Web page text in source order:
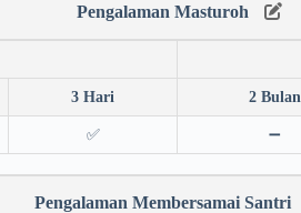
Pengalaman Masturoh
3 Hari 2 Bulan
✅ ➖
Pengalaman Membersamai Santri